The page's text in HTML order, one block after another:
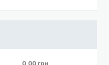
0,00 грн